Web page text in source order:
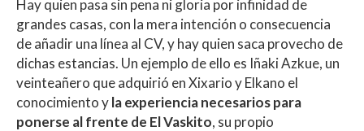
Hay quien pasa sin pena ni gloria por infinidad de
grandes casas, con la mera intención o consecuencia
de añadir una línea al CV, y hay quien saca provecho de
dichas estancias. Un ejemplo de ello es Iñaki Azkue, un
veinteañero que adquirió en Xixario y Elkano el
conocimiento yla experiencia necesarios para
ponerse al frente de El Vaskito, su propio